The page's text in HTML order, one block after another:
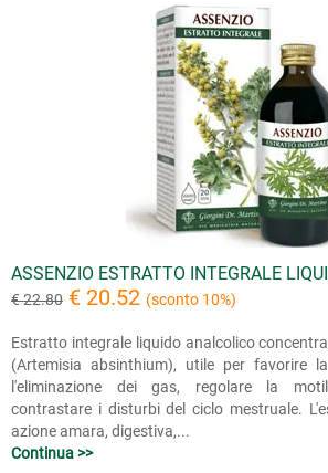
ASSENZIO ESTRATTO INTEGRALE
€ 22.80 € 20.52 (sconto 10%)
Estratto integrale liquido analcolico
(Artemisia absinthium), utile per favorire
l'eliminazione dei gas, regolare la
contrastare i disturbi del ciclo mestruale.
azione amara, digestiva,...
Continua >>